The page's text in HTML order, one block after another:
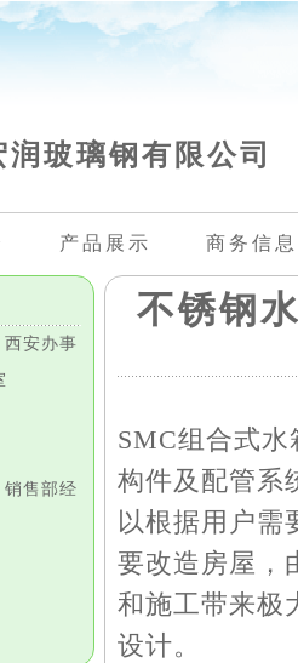
润玻璃钢有限公司
产品展示 商务信息
安办事
售部经
不锈钢
SMC组合式
构件及配管系
以根据用户需
要改造房屋，
和施工带来极
设计。